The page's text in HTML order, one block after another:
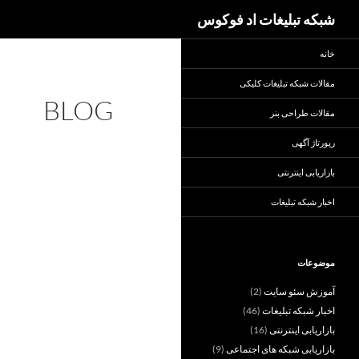
شبکه تبلیغات اد فوکوس
BLOG
خانه
مقالات شبکه تبلیغات کلیکی
مقالات طراحی بنر
رپورتاژ آگهی
بازاریابی اینترنتی
اخبار شبکه تبلیغات
موضوعات
آموزش سئو سایت (2)
اخبار شبکه تبلیغات (46)
بازاریابی اینترنتی (16)
بازاریابی شبکه های اجتماعی (9)